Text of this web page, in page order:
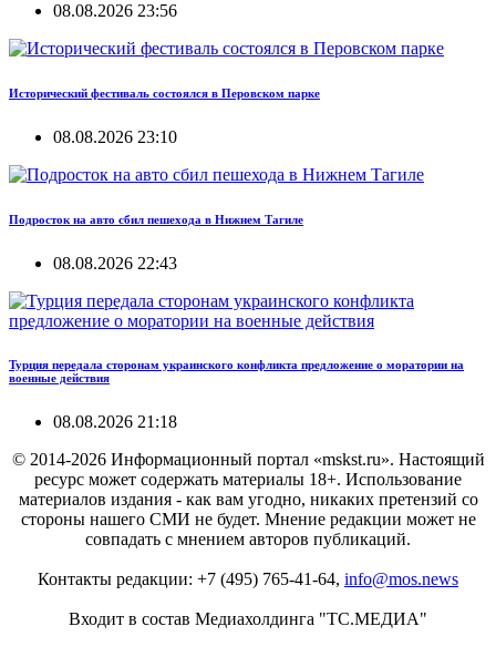
08.08.2026 23:56
Исторический фестиваль состоялся в Перовском парке
08.08.2026 23:10
Подросток на авто сбил пешехода в Нижнем Тагиле
08.08.2026 22:43
Турция передала сторонам украинского конфликта предложение о моратории на
военные действия
08.08.2026 21:18
© 2014-2026 Информационный портал «mskst.ru». Настоящий
ресурс может содержать материалы 18+. Использование
материалов издания - как вам угодно, никаких претензий со
стороны нашего СМИ не будет. Мнение редакции может не
совпадать с мнением авторов публикаций.
Контакты редакции: +7 (495) 765-41-64, info@mos.news
Входит в состав Медиахолдинга "ТС.МЕДИА"